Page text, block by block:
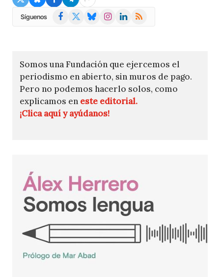
Síguenos Facebook BlueskyInstagramLinkedIn
RSS
Somos una Fundación que ejercemos el
periodismo en abierto, sin muros de pago.
Pero no podemos hacerlo solos, como
explicamos en este editorial.
¡Clica aquí y ayúdanos!